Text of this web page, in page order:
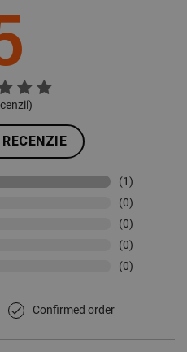
(1)
(0)
(0)
(0)
(0)
done Confirmed order